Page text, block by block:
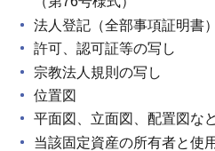
法人登記（全部事項証明書）
許可、認可証等の写し
宗教法人規則の写し
位置図
平面図、立面図、配置図な
当該固定資産の所有者と使